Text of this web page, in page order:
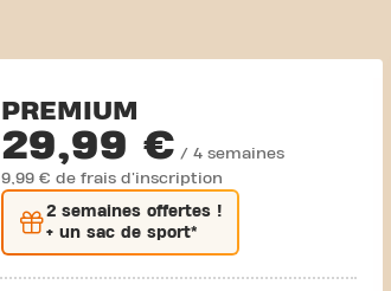
PREMIUM
29,99 € / 4 semaines
9,99 € de frais d'inscription
2 semaines offertes !
+ un sac de sport*